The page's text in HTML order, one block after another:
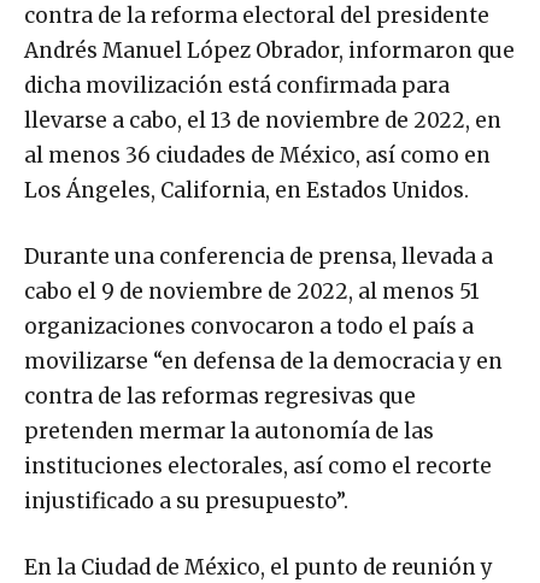
contra de la reforma electoral del presidente
Andrés Manuel López Obrador, informaron que
dicha movilización está confirmada para
llevarse a cabo, el 13 de noviembre de 2022, en
al menos 36 ciudades de México, así como en
Los Ángeles, California, en Estados Unidos.
Durante una conferencia de prensa, llevada a
cabo el 9 de noviembre de 2022, al menos 51
organizaciones convocaron a todo el país a
movilizarse “en defensa de la democracia y en
contra de las reformas regresivas que
pretenden mermar la autonomía de las
instituciones electorales, así como el recorte
injustificado a su presupuesto”.
En la Ciudad de México, el punto de reunión y